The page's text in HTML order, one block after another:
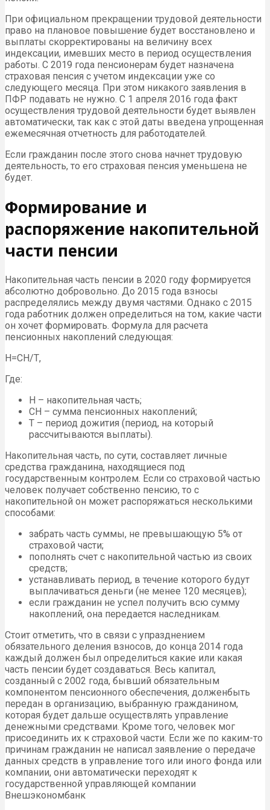
При официальном прекращении трудовой деятельности
право на плановое повышение будет восстановлено и
выплаты скорректированы на величину всех
индексации, имевших место в период осуществления
работы. С 2019 года пенсионерам будет назначена
страховая пенсия с учетом индексации уже со
следующего месяца. При этом никакого заявления в
ПФР подавать не нужно. С 1 апреля 2016 года факт
осуществления трудовой деятельности будет выявлен
автоматически, так как с этой даты введена упрощенная
ежемесячная отчетность для работодателей.
Если гражданин после этого снова начнет трудовую
деятельность, то его страховая пенсия уменьшена не
будет.
Формирование и
распоряжение накопительной
части пенсии
Накопительная часть пенсии в 2020 году формируется
абсолютно добровольно. До 2015 года взносы
распределялись между двумя частями. Однако с 2015
года работник должен определиться на том, какие части
он хочет формировать. Формула для расчета
пенсионных накоплений следующая:
Н=СН/Т,
Где:
Н – накопительная часть;
СН – сумма пенсионных накоплений;
Т – период дожития (период, на который
рассчитываются выплаты).
Накопительная часть, по сути, составляет личные
средства гражданина, находящиеся под
государственным контролем. Если со страховой частью
человек получает собственно пенсию, то с
накопительной он может распоряжаться несколькими
способами:
забрать часть суммы, не превышающую 5% от
страховой части;
пополнять счет с накопительной частью из своих
средств;
устанавливать период, в течение которого будут
выплачиваться деньги (не менее 120 месяцев);
если гражданин не успел получить всю сумму
накоплений, она передается наследникам.
Стоит отметить, что в связи с упразднением
обязательного деления взносов, до конца 2014 года
каждый должен был определиться какие или какая
часть пенсии будет создаваться. Весь капитал,
созданный с 2002 года, бывший обязательным
компонентом пенсионного обеспечения, долженбыть
передан в организацию, выбранную гражданином,
которая будет дальше осуществлять управление
денежными средствами. Кроме того, человек мог
присоединить их к страховой части. Если же по каким-то
причинам гражданин не написал заявление о передаче
данных средств в управление того или иного фонда или
компании, они автоматически переходят к
государственной управляющей компании
Внешэкономбанк